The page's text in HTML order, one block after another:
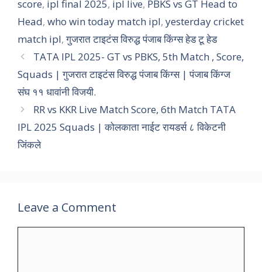
score, ipl final 2025, ipl live, PBKS vs GT Head to
Head, who win today match ipl, yesterday cricket
match ipl,गुजरात टाइटंस विरुद्ध पंजाब किंग्स हेड टू हेड
TATA IPL 2025- GT vs PBKS, 5th Match , Score,
Squads | गुजरात टाइटंस विरुद्ध पंजाब किंग्स | पंजाब किंग्ज
संघ ११ धावांनी विजयी.
RR vs KKR Live Match Score, 6th Match TATA
IPL 2025 Squads | कोलकाता नाईट रायडर्स ८ विकेटनी
जिंकले
Leave a Comment